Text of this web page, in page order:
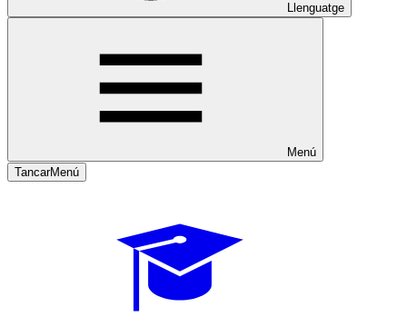
Llenguatge
Menú
TancarMenú